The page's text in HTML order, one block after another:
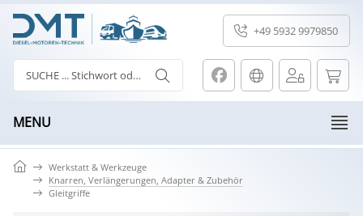
+49 5932 9979850
MENU
Werkstatt & Werkzeuge
Knarren, Verlängerungen, Adapter & Zubehör
Gleitgriffe